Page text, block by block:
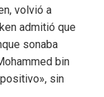
volvió a
admitió que
sonaba
bin
sin